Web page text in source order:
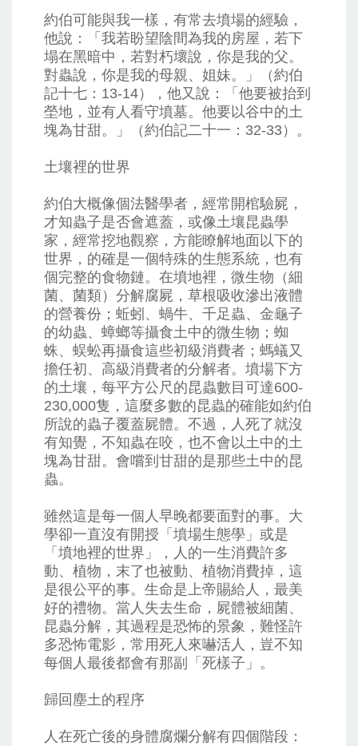
約伯可能與我一樣，有常去墳場的經驗，
他說：「我若盼望陰間為我的房屋，若下
塌在黑暗中，若對朽壞說，你是我的父。
對蟲說，你是我的母親、姐妹。」（約伯
記十七：13-14），他又說：「他要被抬到
塋地，並有人看守墳墓。他要以谷中的土
塊為甘甜。」（約伯記二十一：32-33）。
土壤裡的世界
約伯大概像個法醫學者，經常開棺驗屍，
才知蟲子是否會遮蓋，或像土壤昆蟲學
家，經常挖地觀察，方能瞭解地面以下的
世界，的確是一個特殊的生態系統，也有
個完整的食物鏈。在墳地裡，微生物（細
菌、菌類）分解腐屍，草根吸收滲出液體
的營養份；蚯蚓、蝸牛、千足蟲、金龜子
的幼蟲、蟑螂等攝食土中的微生物；蜘
蛛、蜈蚣再攝食這些初級消費者；螞蟻又
擔任初、高級消費者的分解者。墳場下方
的土壤，每平方公尺的昆蟲數目可達600-
230,000隻，這麼多數的昆蟲的確能如約伯
所說的蟲子覆蓋屍體。不過，人死了就沒
有知覺，不知蟲在咬，也不會以土中的土
塊為甘甜。會嚐到甘甜的是那些土中的昆
蟲。
雖然這是每一個人早晚都要面對的事。大
學卻一直沒有開授「墳場生態學」或是
「墳地裡的世界」，人的一生消費許多
動、植物，末了也被動、植物消費掉，這
是很公平的事。生命是上帝賜給人，最美
好的禮物。當人失去生命，屍體被細菌、
昆蟲分解，其過程是恐怖的景象，難怪許
多恐怖電影，常用死人來嚇活人，豈不知
每個人最後都會有那副「死樣子」。
歸回塵土的程序
人在死亡後的身體腐爛分解有四個階段：